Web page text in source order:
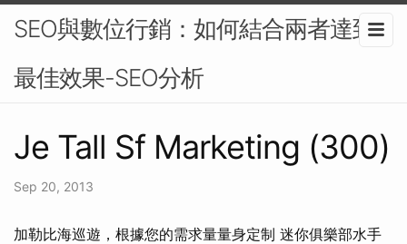
SEO與數位行銷：如何結合兩者達到
最佳效果-SEO分析
Je Tall Sf Marketing (300)
Sep 20, 2013
加勒比海巡遊，根據您的需求量量身定制 迷你俱樂部水手